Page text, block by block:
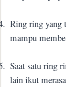
Ring ring yang
mampu
Saat satu ring
lain ikut